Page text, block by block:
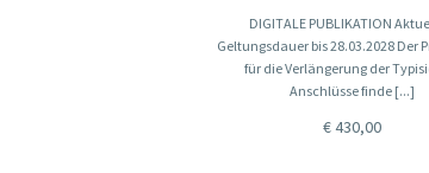
DIGITALE PUBLIKATION
Geltungsdauer bis 28.03.2028 Der
für die Verlängerung der
Anschlüsse finde [...]
€430,00